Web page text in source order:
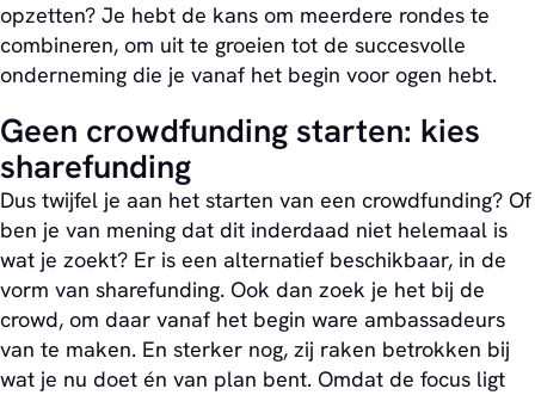
opzetten? Je hebt de kans om meerdere rondes te
combineren, om uit te groeien tot de succesvolle
onderneming die je vanaf het begin voor ogen hebt.
Geen crowdfunding starten: kies
sharefunding
Dus twijfel je aan het starten van een crowdfunding? Of
ben je van mening dat dit inderdaad niet helemaal is
wat je zoekt? Er is een alternatief beschikbaar, in de
vorm van sharefunding. Ook dan zoek je het bij de
crowd, om daar vanaf het begin ware ambassadeurs
van te maken. En sterker nog, zij raken betrokken bij
wat je nu doet én van plan bent. Omdat de focus ligt